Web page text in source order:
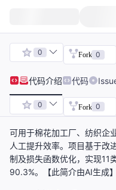
0 Fork 0
代码介绍 代码
0 Fork 0
可用于棉花加工厂、纺织企
人工提升效率。项目基于改
制及损失函数优化，实现11
90.3%。【此简介由AI生成】